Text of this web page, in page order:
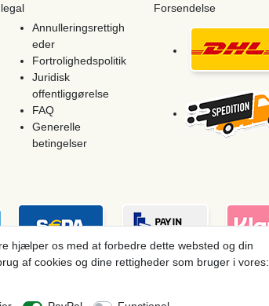
legal
Annulleringsrettigh
eder
Fortrolighedspolitik
Juridisk
offentliggørelse
FAQ
Generelle
betingelser
Forsendelse
hjælper os med at forbedre dette websted og din
af cookies og dine rettigheder som bruger i vores: